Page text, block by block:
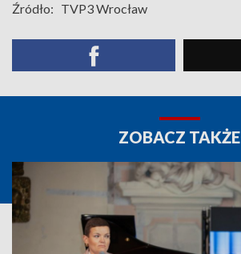
Źródło: TVP3 Wrocław
ZOBACZ TAKŻE